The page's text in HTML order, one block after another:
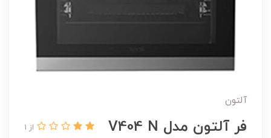
آلتون
فر آلتون مدل V404 N از 1